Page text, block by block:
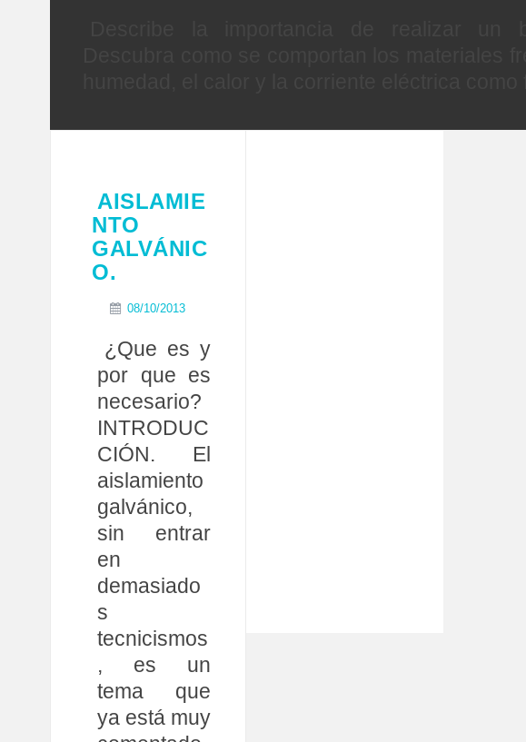
AISLAMIE
NTO
GALVÁNIC
O.
08/10/2013
¿Que es y
por que es
necesario?
INTRODUC
CIÓN. El
aislamiento
galvánico,
sin entrar
en
demasiado
s
tecnicismos
, es un
tema que
ya está muy